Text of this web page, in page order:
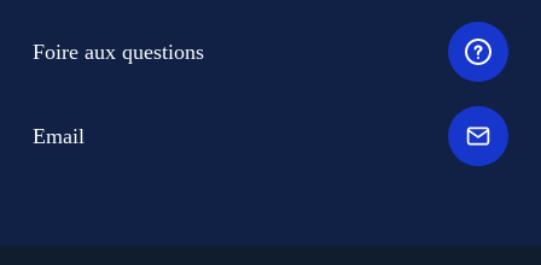
Foire aux questions
Email